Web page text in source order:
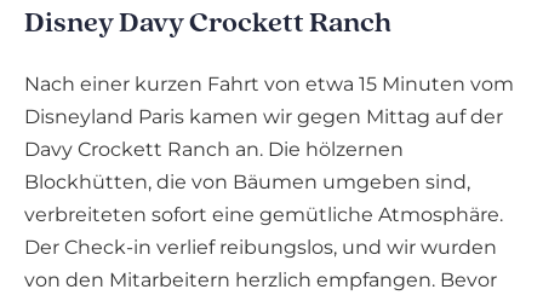
Disney Davy Crockett Ranch
Nach einer kurzen Fahrt von etwa 15 Minuten vom
Disneyland Paris kamen wir gegen Mittag auf der
Davy Crockett Ranch an. Die hölzernen
Blockhütten, die von Bäumen umgeben sind,
verbreiteten sofort eine gemütliche Atmosphäre.
Der Check-in verlief reibungslos, und wir wurden
von den Mitarbeitern herzlich empfangen. Bevor